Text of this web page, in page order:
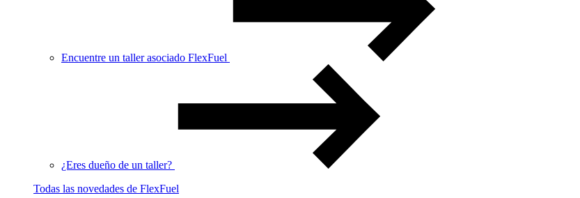
Encuentre un taller asociado FlexFuel
¿Eres dueño de un taller?
Todas las novedades de FlexFuel